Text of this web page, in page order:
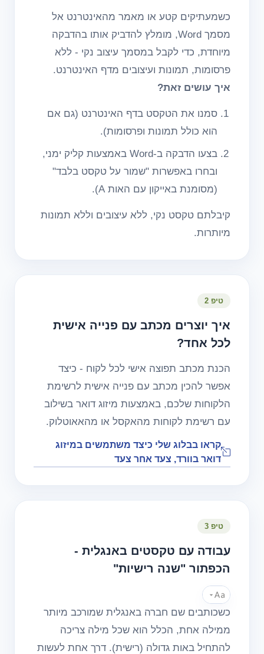
כשמעתיקים קטע או מאמר מהאינטרנט אל
מסמך Word, מומלץ להדביק אותו בהדבקה
מיוחדת, כדי לקבל במסמך עיצוב נקי - ללא
פרסומות, תמונות ועיצובים מדף האינטרנט.
איך עושים זאת?
סמנו את הטקסט בדף האינטרנט (גם אם
הוא כולל תמונות ופרסומות).
בצעו הדבקה ב-Word באמצעות קליק ימני,
ובחרו באפשרות "שמור על טקסט בלבד"
(מסומנת באייקון עם האות A).
קיבלתם טקסט נקי, ללא עיצובים וללא תמונות
מיותרות.
איך יוצרים מכתב עם פנייה אישית
לכל אחד?
הכנת מכתב תפוצה אישי לכל לקוח - כיצד
אפשר להכין מכתב עם פנייה אישית לרשימת
הלקוחות שלכם, באמצעות מיזוג דואר בשילוב
עם רשימת לקוחות מהאקסל או מהאאוטלוק.
קראו בבלוג שלי כיצד משתמשים במיזוג
דואר בוורד, צעד אחר צעד
עבודה עם טקסטים באנגלית -
הכפתור "שנה רישיות"
כשכותבים שם חברה באנגלית שמורכב מיותר
ממילה אחת, הכלל הוא שכל מילה צריכה
להתחיל באות גדולה (רישית). דרך אחת לעשות